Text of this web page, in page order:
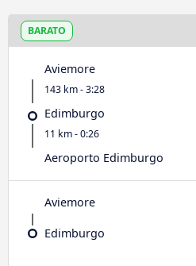
BARATO
Aviemore
143 km - 3:28
Edimburgo
11 km - 0:26
Aeroporto Edimburgo
Aviemore
Edimburgo